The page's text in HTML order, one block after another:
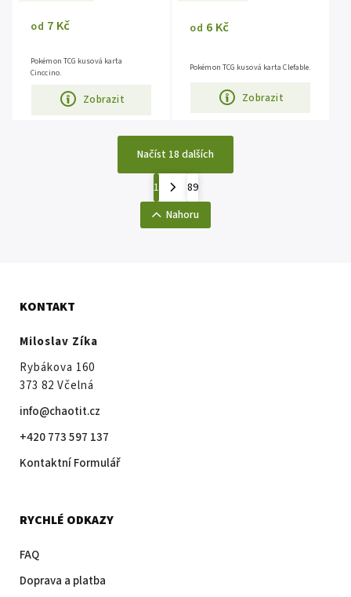
od 7 Kč
Zobrazit
Pokémon TCG kusová karta
Cinccino.
od 6 Kč
Zobrazit
Pokémon TCG kusová karta Clefable.
Načíst 18 dalších
1
89
Nahoru
KONTAKT
Miloslav Zíka
Rybákova 160
373 82 Včelná
info@chaotit.cz
+420 773 597 137
Kontaktní Formulář
RYCHLÉ ODKAZY
FAQ
Doprava a platba